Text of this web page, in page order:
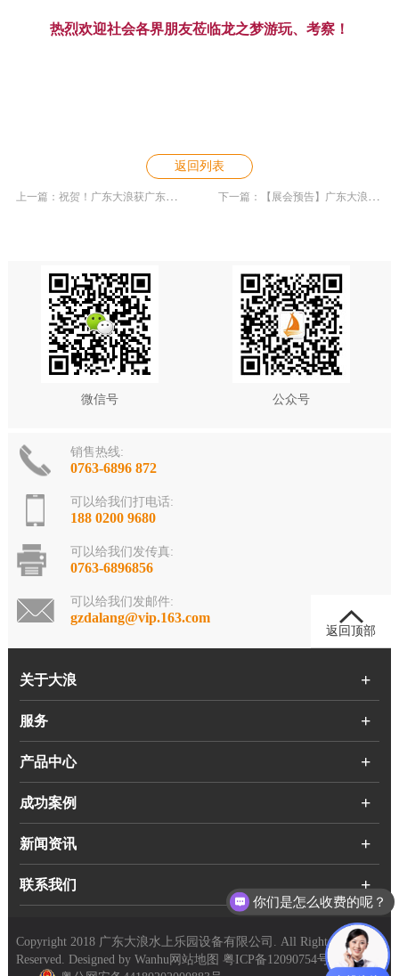
热烈欢迎社会各界朋友莅临龙之梦游玩、考察！
返回列表
上一篇：祝贺！广东大浪获广东省工程技术研究中心认定！ 下一篇：【展会预告】广东大浪诚邀您参加2021中国（北京）国际游乐设施设备博览会
返回顶部
微信号 公众号
销售热线:
0763-6896 872
可以给我们打电话:
188 0200 9680
可以给我们发传真:
0763-6896856
可以给我们发邮件:
gzdalang@vip.163.com
关于大浪
服务
产品中心
成功案例
新闻资讯
联系我们
Copyright 2018 广东大浪水上乐园设备有限公司. All Rights
Reserved. Designed by Wanhu 网站地图 粤ICP备12090754号
你们是怎么收费的呢？
现在有优惠活动么？